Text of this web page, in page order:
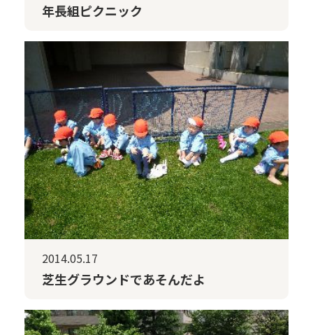
年長組ピクニック
2014.05.17
芝生グラウンドであそんだよ